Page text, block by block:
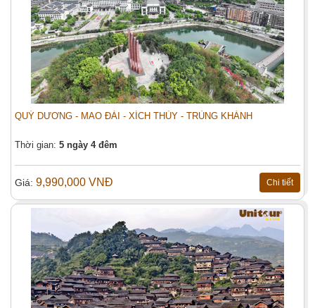
QUÝ DƯƠNG - MAO ĐÀI - XÍCH THỦY - TRÙNG KHÁNH
Thời gian: 5 ngày 4 đêm
Giá: 9,990,000 VNĐ Chi tiết